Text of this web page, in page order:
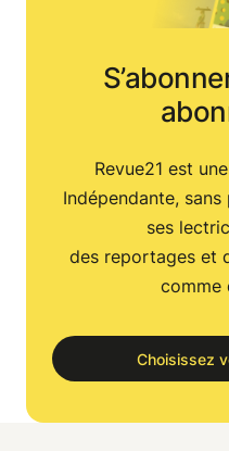
Revue21 est
Indépendante,
ses
des reportages et
comme
Choisissez